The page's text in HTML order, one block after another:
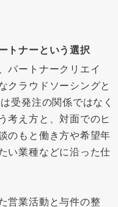
トナーという選択
パートナークリエイ
クラウドソーシングと
受発注の関係ではなく
考え方と、対面でのヒ
のもと働き方や希望年
い業種などに沿った仕
営業活動と与件の整